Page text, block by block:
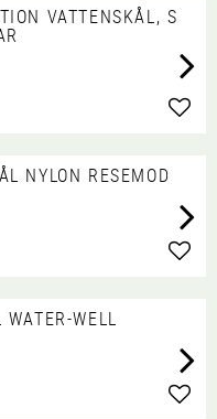
VATTENSKÅL, S
NYLON RESEMOD
WELL